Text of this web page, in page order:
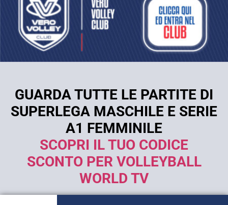
GUARDA TUTTE LE PARTITE DI
SUPERLEGA MASCHILE E SERIE
A1 FEMMINILE
SCOPRI IL TUO CODICE
SCONTO PER VOLLEYBALL
WORLD TV